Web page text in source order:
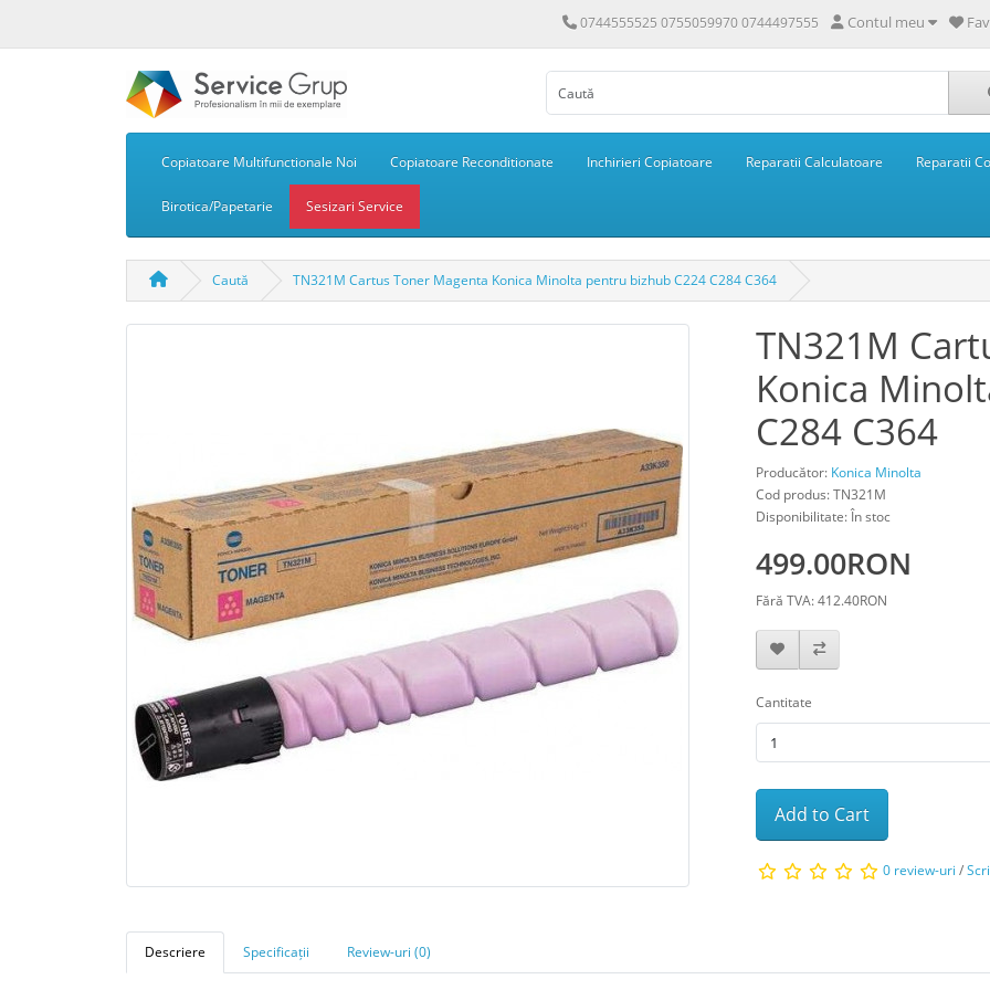
0744555525 0755059970 0744497555 Contul meu
Copiatoare Multifunctionale Noi Copiatoare Reconditionate Inchirieri Copiatoare Reparatii Calculatoare Reparatii
Birotica/Papetarie Sesizari Service
Caută TN321M Cartus Toner Magenta Konica Minolta pentru bizhub C224 C284 C364
TN321M
Konica
C284 C364
Producător: Konica Minolta
Cod produs: TN321M
Disponibilitate: În stoc
499.00RON
Fără TVA: 412.40RON
Cantitate
Add to Cart
0 review-uri /
Descriere Specificații Review-uri (0)